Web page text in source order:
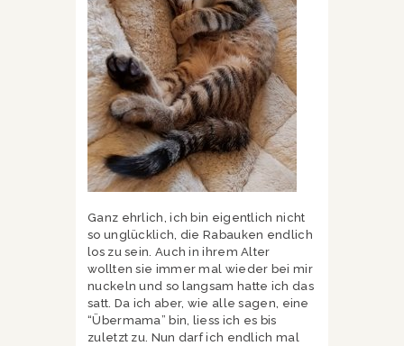
Ganz ehrlich, ich bin eigentlich nicht
so unglücklich, die Rabauken endlich
los zu sein. Auch in ihrem Alter
wollten sie immer mal wieder bei mir
nuckeln und so langsam hatte ich das
satt. Da ich aber, wie alle sagen, eine
“Übermama” bin, liess ich es bis
zuletzt zu. Nun darf ich endlich mal